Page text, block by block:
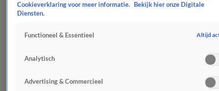
Cookieverklaring voor meer informatie.
Bekijk hier onze Digitale
Diensten.
Functioneel & Essentieel Altijd
Analytisch
Advertising & Commercieel